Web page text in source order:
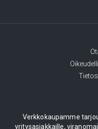
Verkkokaupamme
yritysasiakkaille,